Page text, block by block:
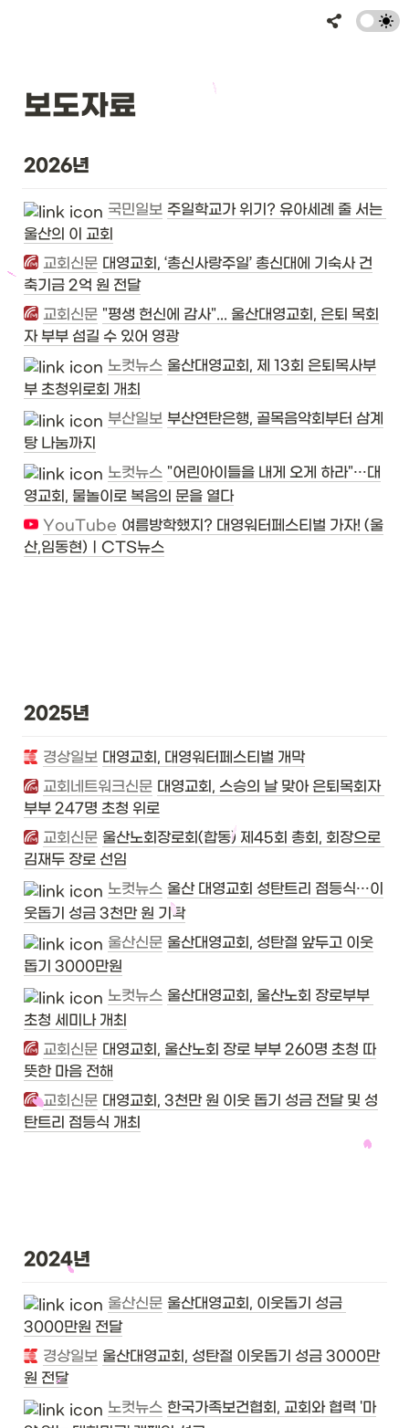
보도자료
2026년
국민일보 주일학교가 위기? 유아세례 줄 서는
울산의 이 교회
교회신문 대영교회, ‘총신사랑주일’ 총신대에 기숙사 건
축기금 2억 원 전달
교회신문 "평생 헌신에 감사"... 울산대영교회, 은퇴 목회
자 부부 섬길 수 있어 영광
노컷뉴스 울산대영교회, 제 13회 은퇴목사부
부 초청위로회 개최
부산일보 부산연탄은행, 골목음악회부터 삼계
탕 나눔까지
노컷뉴스 "어린아이들을 내게 오게 하라"…대
영교회, 물놀이로 복음의 문을 열다
YouTube 여름방학했지? 대영워터페스티벌 가자! (울
산,임동현)ㅣCTS뉴스
2025년
경상일보 대영교회, 대영워터페스티벌 개막
교회네트워크신문 대영교회, 스승의 날 맞아 은퇴목회자
부부 247명 초청 위로
교회신문 울산노회장로회(합동) 제45회 총회, 회장으로
김재두 장로 선임
노컷뉴스 울산 대영교회 성탄트리 점등식…이
웃돕기 성금 3천만 원 기탁
울산신문 울산대영교회, 성탄절 앞두고 이웃
돕기 3000만원
노컷뉴스 울산대영교회, 울산노회 장로부부
초청 세미나 개최
교회신문 대영교회, 울산노회 장로 부부 260명 초청 따
뜻한 마음 전해
교회신문 대영교회, 3천만 원 이웃 돕기 성금 전달 및 성
탄트리 점등식 개최
2024년
울산신문 울산대영교회, 이웃돕기 성금
3000만원 전달
경상일보 울산대영교회, 성탄절 이웃돕기 성금 3000만
원 전달
노컷뉴스 한국가족보건협회, 교회와 협력 '마